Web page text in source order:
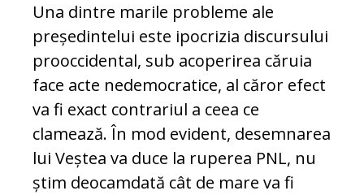
Una dintre marile probleme ale
președintelui este ipocrizia discursului
prooccidental, sub acoperirea căruia
face acte nedemocratice, al căror efect
va fi exact contrariul a ceea ce
clamează. În mod evident, desemnarea
lui Veștea va duce la ruperea PNL, nu
știm deocamdată cât de mare va fi